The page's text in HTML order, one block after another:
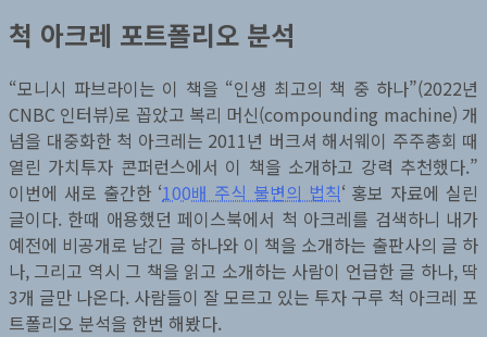
척 아크레 포트폴리오 분석
“모니시 파브라이는 이 책을 “인생 최고의 책 중 하나”(2022년
CNBC 인터뷰)로 꼽았고 복리 머신(compounding machine) 개
념을 대중화한 척 아크레는 2011년 버크셔 해서웨이 주주총회 때
열린 가치투자 콘퍼런스에서 이 책을 소개하고 강력 추천했다.”
이번에 새로 출간한 ‘100배 주식 불변의 법칙‘ 홍보 자료에 실린
글이다. 한때 애용했던 페이스북에서 척 아크레를 검색하니 내가
예전에 비공개로 남긴 글 하나와 이 책을 소개하는 출판사의 글 하
나, 그리고 역시 그 책을 읽고 소개하는 사람이 언급한 글 하나, 딱
3개 글만 나온다. 사람들이 잘 모르고 있는 투자 구루 척 아크레 포
트폴리오 분석을 한번 해봤다.